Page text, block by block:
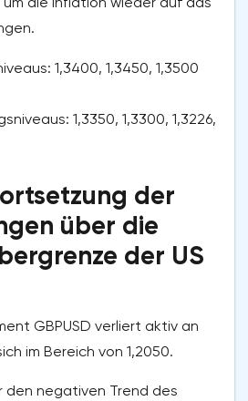
1,3400, 1,3450, 1,3500
1,3350, 1,3300, 1,3226,
der
über die
der US
GBPUSD verliert aktiv an
im Bereich von 1,2050.
den negativen Trend des